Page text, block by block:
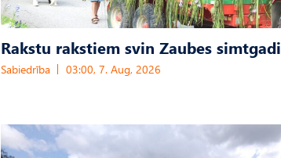
Rakstu rakstiem svin Zaubes simtgadi
Sabiedrība 03:00, 7. Aug, 2026